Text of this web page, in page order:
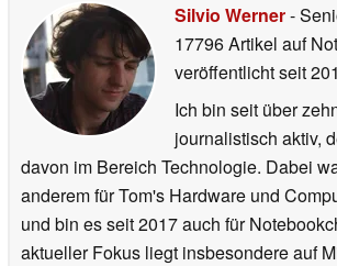
Silvio Werner-
17796 Artikel auf
veröffentlichtseit
Ich bin seit über
journalistisch aktiv,
davon im Bereich Technologie. Dabei
anderem für Tom's Hardware und
und bin es seit 2017 auch für
aktueller Fokus liegt insbesondere auf